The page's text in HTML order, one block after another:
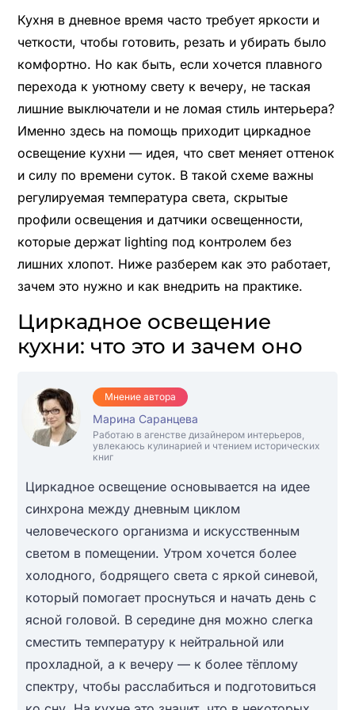
Кухня в дневное время часто требует яркости и
четкости, чтобы готовить, резать и убирать было
комфортно. Но как быть, если хочется плавного
перехода к уютному свету к вечеру, не таская
лишние выключатели и не ломая стиль интерьера?
Именно здесь на помощь приходит циркадное
освещение кухни — идея, что свет меняет оттенок
и силу по времени суток. В такой схеме важны
регулируемая температура света, скрытые
профили освещения и датчики освещенности,
которые держат lighting под контролем без
лишних хлопот. Ниже разберем как это работает,
зачем это нужно и как внедрить на практике.
Циркадное освещение
кухни: что это и зачем оно
Мнение автора
Марина Саранцева
Работаю в агенстве дизайнером интерьеров,
увлекаюсь кулинарией и чтением исторических
книг
Циркадное освещение основывается на идее
синхрона между дневным циклом
человеческого организма и искусственным
светом в помещении. Утром хочется более
холодного, бодрящего света с яркой синевой,
который помогает проснуться и начать день с
ясной головой. В середине дня можно слегка
сместить температуру к нейтральной или
прохладной, а к вечеру — к более тёплому
спектру, чтобы расслабиться и подготовиться